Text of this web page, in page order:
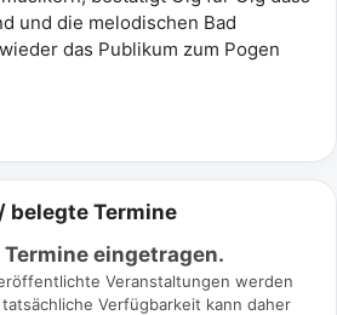
und die melodischen Bad
das Publikum zum Pogen
Termine
eingetragen.
Veranstaltungen werden
Verfügbarkeit kann daher